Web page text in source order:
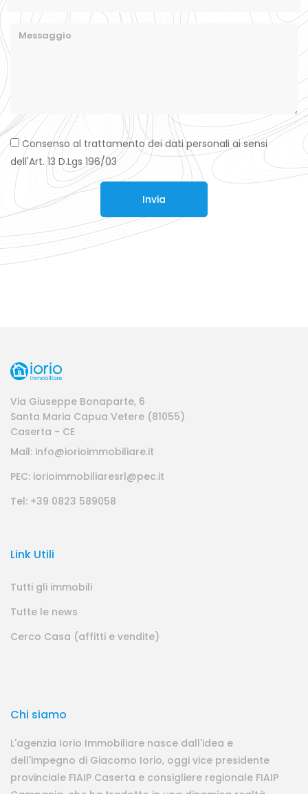
Consenso al trattamento dei dati personali ai sensi
dell'Art. 13 D.Lgs 196/03
Invia
Via Giuseppe Bonaparte, 6
Santa Maria Capua Vetere (81055)
Caserta - CE
Mail: info@iorioimmobiliare.it
PEC: iorioimmobiliaresrl@pec.it
Tel: +39 0823 589058
Link Utili
Tutti gli immobili
Tutte le news
Cerco Casa (affitti e vendite)
Chi siamo
L'agenzia Iorio Immobiliare nasce dall'idea e
dell'impegno di Giacomo Iorio, oggi vice presidente
provinciale FIAIP Caserta e consigliere regionale FIAIP